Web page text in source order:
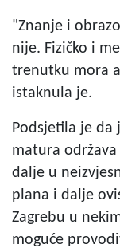
"Znanje i
nije. Fizičko i
trenutku mora
istaknula je.
Podsjetila je
matura
dalje u
plana i dalje
Zagrebu u
moguće